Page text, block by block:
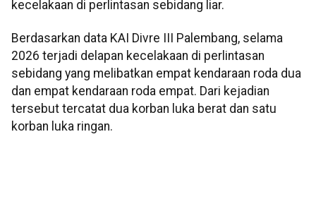
kecelakaan di perlintasan sebidang liar.
Berdasarkan data KAI Divre III Palembang, selama
2026 terjadi delapan kecelakaan di perlintasan
sebidang yang melibatkan empat kendaraan roda dua
dan empat kendaraan roda empat. Dari kejadian
tersebut tercatat dua korban luka berat dan satu
korban luka ringan.